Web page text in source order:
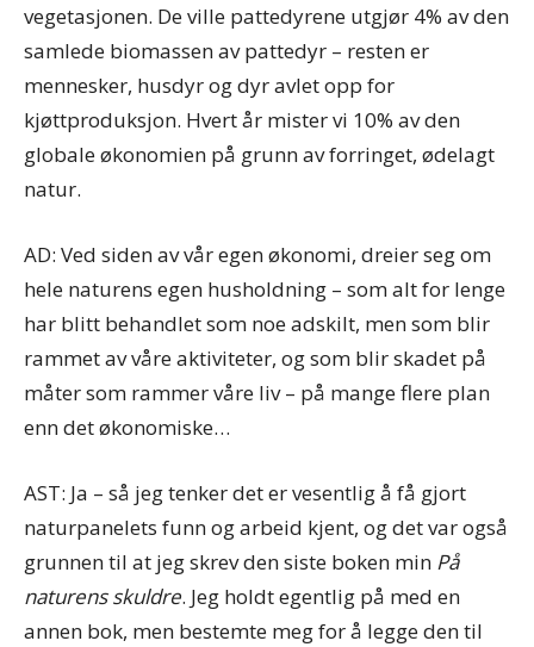
vegetasjonen. De ville pattedyrene utgjør 4% av den
samlede biomassen av pattedyr – resten er
mennesker, husdyr og dyr avlet opp for
kjøttproduksjon. Hvert år mister vi 10% av den
globale økonomien på grunn av forringet, ødelagt
natur.
AD: Ved siden av vår egen økonomi, dreier seg om
hele naturens egen husholdning – som alt for lenge
har blitt behandlet som noe adskilt, men som blir
rammet av våre aktiviteter, og som blir skadet på
måter som rammer våre liv – på mange flere plan
enn det økonomiske…
AST: Ja – så jeg tenker det er vesentlig å få gjort
naturpanelets funn og arbeid kjent, og det var også
grunnen til at jeg skrev den siste boken min På
naturens skuldre. Jeg holdt egentlig på med en
annen bok, men bestemte meg for å legge den til